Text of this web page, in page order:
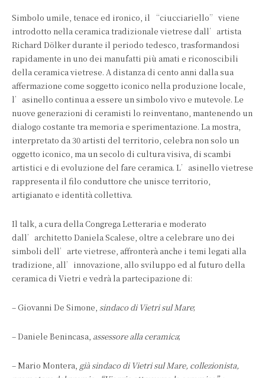
Simbolo umile, tenace ed ironico, il “ciucciariello” viene
introdotto nella ceramica tradizionale vietrese dall’artista
Richard Dölker durante il periodo tedesco, trasformandosi
rapidamente in uno dei manufatti più amati e riconoscibili
della ceramica vietrese. A distanza di cento anni dalla sua
affermazione come soggetto iconico nella produzione locale,
l’asinello continua a essere un simbolo vivo e mutevole. Le
nuove generazioni di ceramisti lo reinventano, mantenendo un
dialogo costante tra memoria e sperimentazione. La mostra,
interpretato da 30 artisti del territorio, celebra non solo un
oggetto iconico, ma un secolo di cultura visiva, di scambi
artistici e di evoluzione del fare ceramica. L’asinello vietrese
rappresenta il filo conduttore che unisce territorio,
artigianato e identità collettiva.
Il talk, a cura della Congrega Letteraria e moderato
dall’architetto Daniela Scalese, oltre a celebrare uno dei
simboli dell’arte vietrese, affronterà anche i temi legati alla
tradizione, all’innovazione, allo sviluppo ed al futuro della
ceramica di Vietri e vedrà la partecipazione di:
– Giovanni De Simone, sindaco di Vietri sul Mare;
– Daniele Benincasa, assessore alla ceramica;
– Mario Montera, già sindaco di Vietri sul Mare, collezionista,